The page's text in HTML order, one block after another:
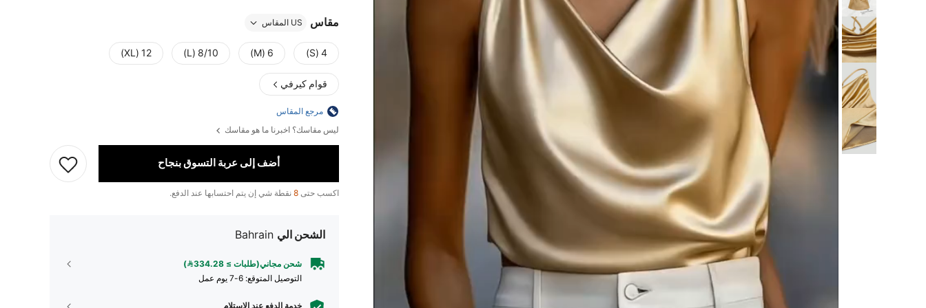
مقاس US المقاس
4 (S)
6 (M)
8/10 (L)
12 (XL)
قوام كيرفي
مرجع المقاس
ليس مقاسك؟ اخبرنا ما هو مقاسك
أضف إلى عربة التسوق بنجاح
اكسب حتى 8 نقطة شي إن يتم احتسابها عند الدفع.
الشحن الي Bahrain
شحن مجاني(طلبات ≥ 334.28)
التوصيل المتوقع: 6-7 يوم عمل
خدمة الدفع عند الاستلام